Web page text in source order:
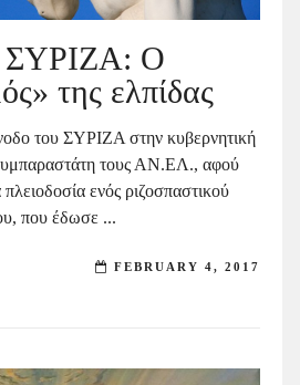
ΣΥΡΙΖΑ: Ο
της ελπίδας
του ΣΥΡΙΖΑ στην κυβερνητική
τους ΑΝ.ΕΛ., αφού
ενός ριζοσπαστικού
που έδωσε ...
FEBRUARY 4, 2017